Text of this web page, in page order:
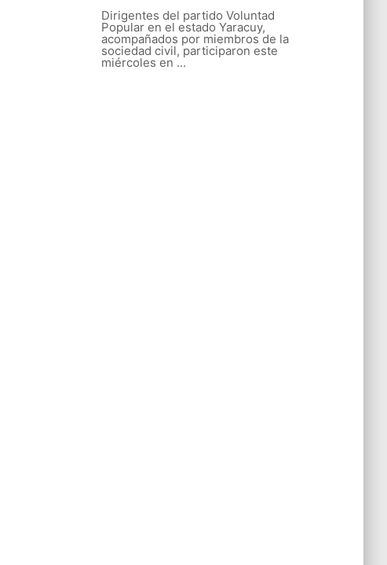
Dirigentes del partido Voluntad
Popular en el estado Yaracuy,
acompañados por miembros de la
sociedad civil, participaron este
miércoles en ...